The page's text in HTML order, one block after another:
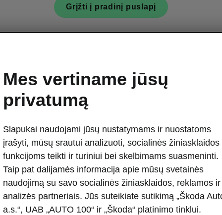
Grįžti į pradinį puslapį
- 1925
gamybą stipriai paveikė Pirmasis pasaulinis karas.
priemonių gamyba buvo beveik sustabdyta, o vietoj to
Mes vertiname jūsų
privatumą
Slapukai naudojami jūsų nustatymams ir nuostatoms
įrašyti, mūsų srautui analizuoti, socialinės žiniasklaidos
funkcijoms teikti ir turiniui bei skelbimams suasmeninti.
Taip pat dalijamės informacija apie mūsų svetainės
naudojimą su savo socialinės žiniasklaidos, reklamos ir
analizės partneriais. Jūs suteikiate sutikimą „Škoda
a.s.“, UAB „AUTO 100“ ir „Škoda“ platinimo tinklui.